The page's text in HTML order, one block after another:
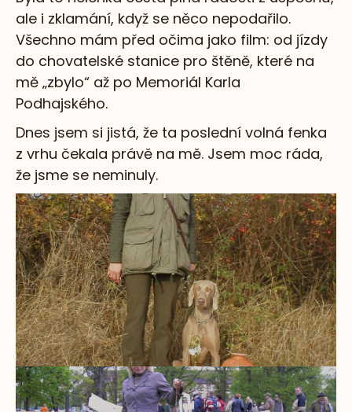
ale i zklamání, když se něco nepodařilo.
Všechno mám před očima jako film: od jízdy
do chovatelské stanice pro štěně, které na
mě „zbylo“ až po Memoriál Karla
Podhajského.
Dnes jsem si jistá, že ta poslední volná fenka
z vrhu čekala právě na mě. Jsem moc ráda,
že jsme se neminuly.